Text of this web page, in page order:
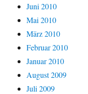
Juni 2010
Mai 2010
März 2010
Februar 2010
Januar 2010
August 2009
Juli 2009